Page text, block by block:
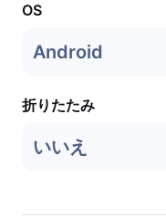
OS
Android
折りたたみ
いいえ